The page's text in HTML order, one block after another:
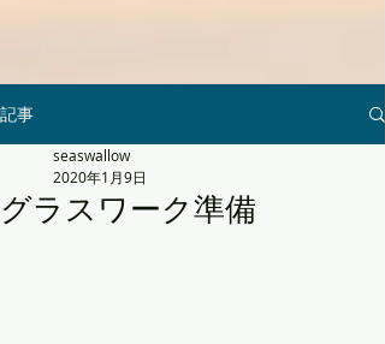
記事
グラスワーク準備
seaswallow
2020年1月9日